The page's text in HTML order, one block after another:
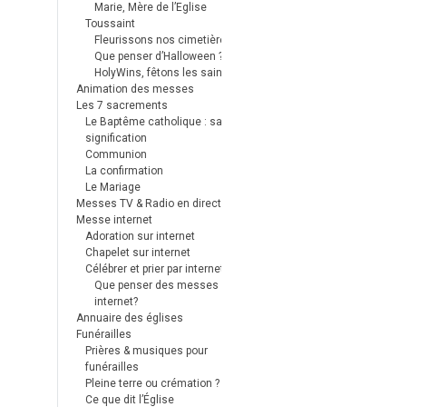
Marie, Mère de l’Eglise
Toussaint
Fleurissons nos cimetières
Que penser d’Halloween ?
HolyWins, fêtons les saints !
Animation des messes
Les 7 sacrements
Le Baptême catholique : sa
signification
Communion
La confirmation
Le Mariage
Messes TV & Radio en direct
Messe internet
Adoration sur internet
Chapelet sur internet
Célébrer et prier par internet
Que penser des messes
internet?
Annuaire des églises
Funérailles
Prières & musiques pour
funérailles
Pleine terre ou crémation ?
Ce que dit l’Église